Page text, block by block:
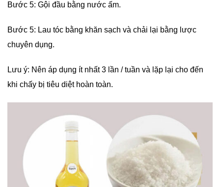
Bước 5: Gội đầu bằng nước ấm.
Bước 5: Lau tóc bằng khăn sạch và chải lại bằng lược
chuyên dụng.
Lưu ý: Nên áp dụng ít nhất 3 lần / tuần và lặp lại cho đến
khi chấy bị tiêu diệt hoàn toàn.